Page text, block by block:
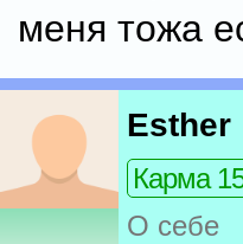
меня тожа
Esther
Карма
О себе